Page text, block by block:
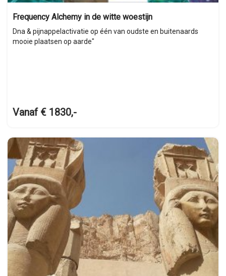
Frequency Alchemy in de witte woestijn
Dna & pijnappelactivatie op één van oudste en buitenaards
mooie plaatsen op aarde"
Vanaf € 1830,-